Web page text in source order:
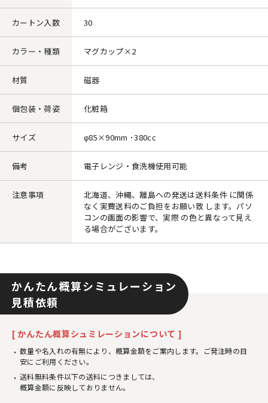
カートン入数 30
カラー・種類 マグカップ×2
材質 磁器
個包装・荷姿 化粧箱
サイズ φ85×90mm ･380cc
備考 電子レンジ・食洗機使用可能
注意事項
北海道、沖縄、離島への発送は送料条件 に関係
なく実費送料のご負担をお願い致 します。パソ
コンの画面の影響で、実際 の色と異なって見え
る場合がございます。
かんたん概算シミュレーション
見積依頼
[ かんたん概算シュミレーションについて ]
数量や名入れの有無により、概算金額をご案内します。ご発注時の目
安にご利用ください。
送料無料条件以下の送料につきましては、
概算金額に反映しておりません。